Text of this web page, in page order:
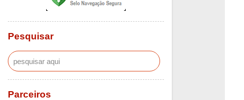
Pesquisar
Parceiros